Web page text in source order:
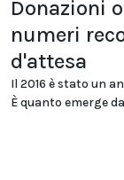
Donazioni
numeri
d'attesa
Il 2016 è stato un
È quanto emerge